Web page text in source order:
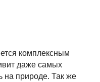
комплексным
даже самых
на природе. Так же